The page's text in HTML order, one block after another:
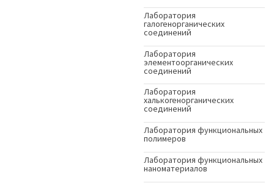
Лаборатория
галогенорганических
соединений
Лаборатория
элементоорганических
соединений
Лаборатория
халькогенорганических
соединений
Лаборатория функциональных
полимеров
Лаборатория функциональных
наноматериалов